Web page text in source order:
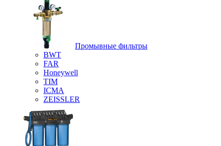
Промывные фильтры
BWT
FAR
Honeywell
TIM
ICMA
ZEISSLER